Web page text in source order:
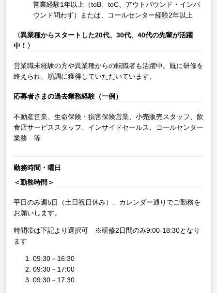
営業経験1年以上（toB、toC、アウトバウンド・インバ
ウンド問わず）または、コールセンター経験2年以上
〈異業種からスタートした20代、30代、40代の先輩が活躍
中！〉
営業職未経験の方や異業種からの転職者も活躍中。既に研修を
終えられ、順調に獲得していただいています。
応募者さまの過去業務経験（一例）
不動産営業、生命保険・損害保険営業、小売販売スタッフ、飲
食店サービススタッフ、インサイドセールス、コールセンター
業務 等
勤務時間・曜日
＜勤務時間＞
平日のみ週5日（土日祝日休み）、カレンダー通りでご勤務を
お願いします。
時間帯は下記より選択可 ※研修2日間のみ9:00-18:30となり
ます
09:30－16:30
09:30－17:00
09:30－17:30